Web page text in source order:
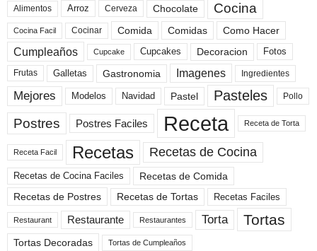
Alimentos Arroz Cerveza Chocolate Cocina
Cocina Facil Cocinar Comida Comidas Como Hacer
Cumpleaños Cupcake Cupcakes Decoracion Fotos
Frutas Galletas Gastronomia Imagenes Ingredientes
Mejores Modelos Navidad Pastel Pasteles Pollo
Postres Postres Faciles Receta Receta de Torta
Receta Facil Recetas Recetas de Cocina
Recetas de Cocina Faciles
Recetas de Comida
Recetas de Postres
Recetas de Tortas Recetas Faciles
Restaurant Restaurante Restaurantes Torta Tortas
Tortas Decoradas Tortas de Cumpleaños